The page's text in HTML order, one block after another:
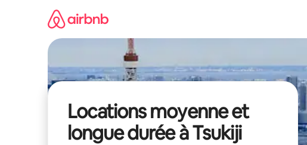
Locations moyenne et
longue durée à Tsukiji